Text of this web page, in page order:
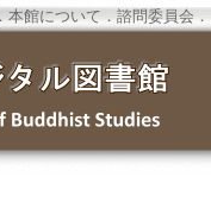
本館について ．諮問委員会 ．